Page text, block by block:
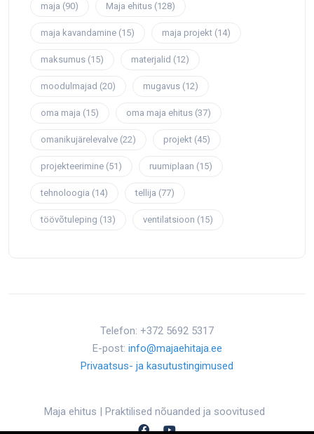
maja (90) Maja ehitus (128)
maja kavandamine (15) maja projekt (14)
maksumus (15) materjalid (12)
moodulmajad (20) mugavus (12)
oma maja (15) oma maja ehitus (37)
omanikujärelevalve (22) projekt (45)
projekteerimine (51) ruumiplaan (15)
tehnoloogia (14) tellija (77)
töövõtuleping (13) ventilatsioon (15)
Telefon: +372 5692 5317
E-post: info@majaehitaja.ee
Privaatsus- ja kasutustingimused
Maja ehitus | Praktilised nõuanded ja soovitused